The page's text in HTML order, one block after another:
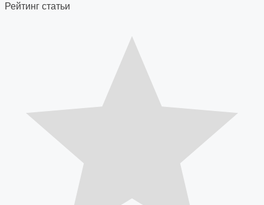
Рейтинг статьи